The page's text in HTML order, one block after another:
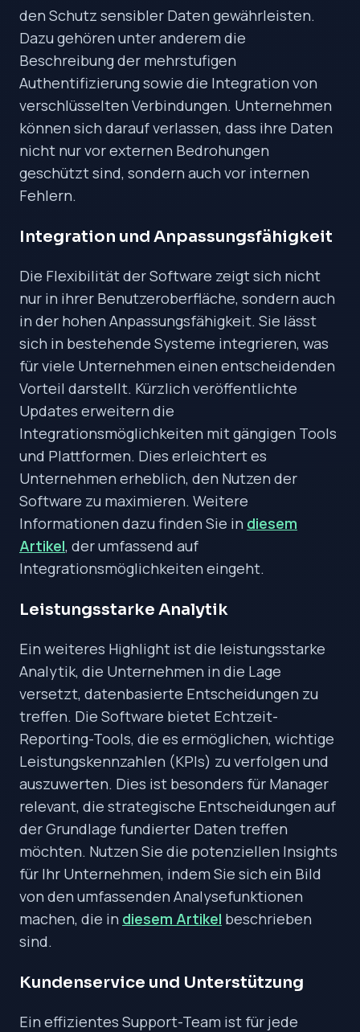
den Schutz sensibler Daten gewährleisten.
Dazu gehören unter anderem die
Beschreibung der mehrstufigen
Authentifizierung sowie die Integration von
verschlüsselten Verbindungen. Unternehmen
können sich darauf verlassen, dass ihre Daten
nicht nur vor externen Bedrohungen
geschützt sind, sondern auch vor internen
Fehlern.
Integration und Anpassungsfähigkeit
Die Flexibilität der Software zeigt sich nicht
nur in ihrer Benutzeroberfläche, sondern auch
in der hohen Anpassungsfähigkeit. Sie lässt
sich in bestehende Systeme integrieren, was
für viele Unternehmen einen entscheidenden
Vorteil darstellt. Kürzlich veröffentlichte
Updates erweitern die
Integrationsmöglichkeiten mit gängigen Tools
und Plattformen. Dies erleichtert es
Unternehmen erheblich, den Nutzen der
Software zu maximieren. Weitere
Informationen dazu finden Sie in diesem
Artikel, der umfassend auf
Integrationsmöglichkeiten eingeht.
Leistungsstarke Analytik
Ein weiteres Highlight ist die leistungsstarke
Analytik, die Unternehmen in die Lage
versetzt, datenbasierte Entscheidungen zu
treffen. Die Software bietet Echtzeit-
Reporting-Tools, die es ermöglichen, wichtige
Leistungskennzahlen (KPIs) zu verfolgen und
auszuwerten. Dies ist besonders für Manager
relevant, die strategische Entscheidungen auf
der Grundlage fundierter Daten treffen
möchten. Nutzen Sie die potenziellen Insights
für Ihr Unternehmen, indem Sie sich ein Bild
von den umfassenden Analysefunktionen
machen, die in diesem Artikel beschrieben
sind.
Kundenservice und Unterstützung
Ein effizientes Support-Team ist für jede